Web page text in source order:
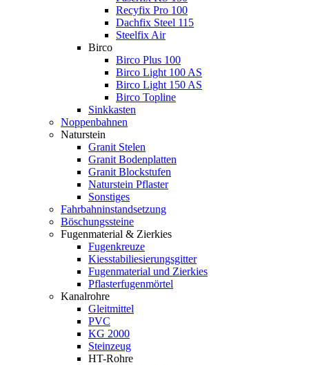
Recyfix Pro 100
Dachfix Steel 115
Steelfix Air
Birco
Birco Plus 100
Birco Light 100 AS
Birco Light 150 AS
Birco Topline
Sinkkasten
Noppenbahnen
Naturstein
Granit Stelen
Granit Bodenplatten
Granit Blockstufen
Naturstein Pflaster
Sonstiges
Fahrbahninstandsetzung
Böschungssteine
Fugenmaterial & Zierkies
Fugenkreuze
Kiesstabiliesierungsgitter
Fugenmaterial und Zierkies
Pflasterfugenmörtel
Kanalrohre
Gleitmittel
PVC
KG 2000
Steinzeug
HT-Rohre